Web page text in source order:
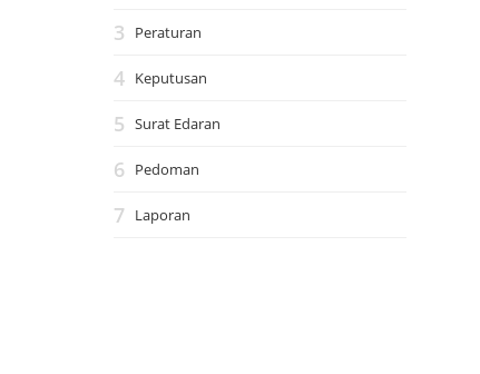
Peraturan
Keputusan
Surat Edaran
Pedoman
Laporan